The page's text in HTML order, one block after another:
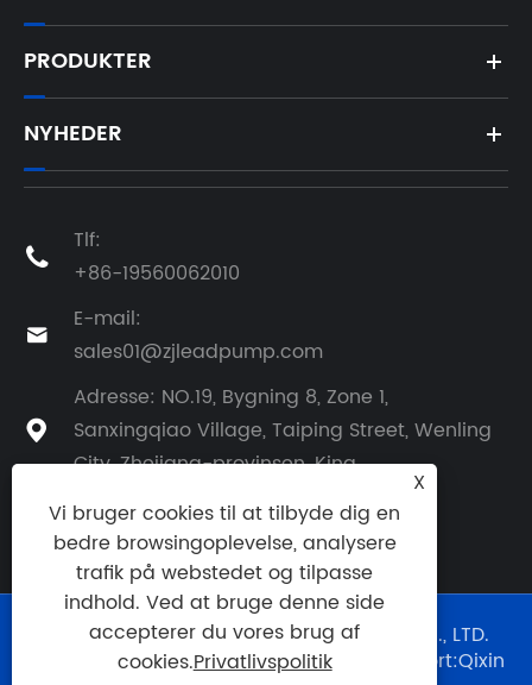
PRODUKTER
NYHEDER

Tlf:
+86-19560062010

E-mail:
sales01@zjleadpump.com

Adresse: NO.19, Bygning 8, Zone 1,
Sanxingqiao Village, Taiping Street, Wenling
City, Zhejiang-provinsen, Kina
Copyright © 2024 TAIZHOU LEAD PUMP CO., LTD.
Alle rettigheder forbeholdes. Teknisk support:Qixin
X
Vi bruger cookies til at tilbyde dig en
bedre browsingoplevelse, analysere
trafik på webstedet og tilpasse
indhold. Ved at bruge denne side
accepterer du vores brug af
cookies.Privatlivspolitik